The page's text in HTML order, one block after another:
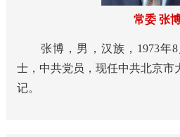
常委 张
张博，男，汉族，1973年8
士，中共党员，现任中共北京市
记。